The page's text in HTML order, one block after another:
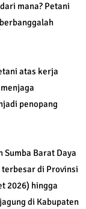
mana? Petani
atas kerja
penopang
Barat Daya
di Provinsi
2026) hingga
di Kabupaten